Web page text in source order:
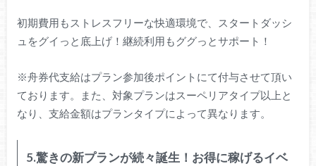
初期費用もストレスフリーな快適環境で、スタートダッシ
ュをグイっと底上げ！継続利用もググっとサポート！
※舟券代支給はプラン参加後ポイントにて付与させて頂い
ております。また、対象プランはスーペリアタイプ以上と
なり、支給金額はプランタイプによって異なります。
5.驚きの新プランが続々誕生！お得に稼げるイベ